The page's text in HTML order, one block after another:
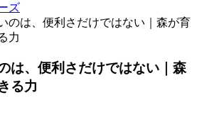
ズ
のは、便利さだけではない｜森が育
力
は、便利さだけではない｜森
る力